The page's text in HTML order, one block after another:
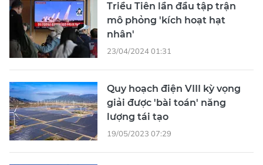
Triều Tiên lần đầu tập trận
mô phỏng 'kích hoạt hạt
nhân'
23/04/2024 01:31
Quy hoạch điện VIII kỳ vọng
giải được 'bài toán' năng
lượng tái tạo
19/05/2023 07:29